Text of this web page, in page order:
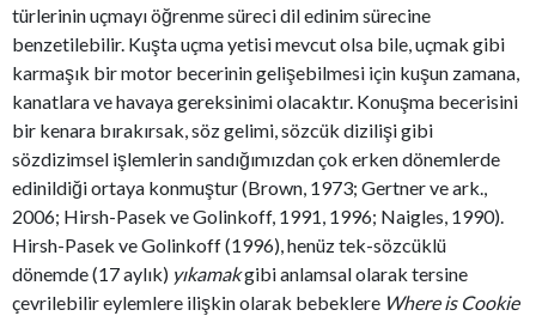
türlerinin uçmayı öğrenme süreci dil edinim sürecine
benzetilebilir. Kuşta uçma yetisi mevcut olsa bile, uçmak gibi
karmaşık bir motor becerinin gelişebilmesi için kuşun zamana,
kanatlara ve havaya gereksinimi olacaktır. Konuşma becerisini
bir kenara bırakırsak, söz gelimi, sözcük dizilişi gibi
sözdizimsel işlemlerin sandığımızdan çok erken dönemlerde
edinildiği ortaya konmuştur (Brown, 1973; Gertner ve ark.,
2006; Hirsh-Pasek ve Golinkoff, 1991, 1996; Naigles, 1990).
Hirsh-Pasek ve Golinkoff (1996), henüz tek-sözcüklü
dönemde (17 aylık) yıkamakgibi anlamsal olarak tersine
çevrilebilir eylemlere ilişkin olarak bebeklere Where is Cookie